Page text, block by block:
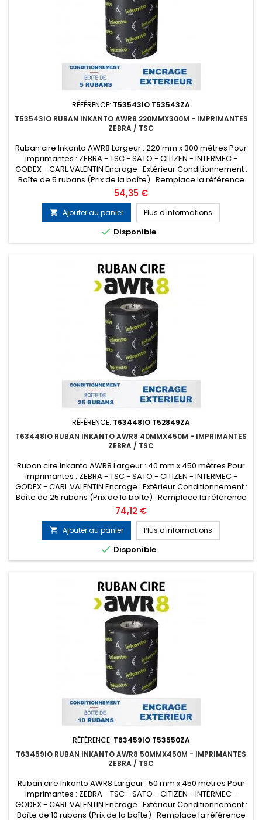
RÉFÉRENCE: T53543IO T53543ZA
T53543IO RUBAN INKANTO AWR8 220MMX300M - IMPRIMANTES
ZEBRA / TSC
Ruban cire Inkanto AWR8 Largeur : 220 mm x 300 mètres Pour
imprimantes : ZEBRA - TSC - SATO - CITIZEN - INTERMEC -
GODEX - CARL VALENTIN Encrage : Extérieur Conditionnement :
Boîte de 5 rubans (Prix de la boîte) Remplace la référence
ARMOR T53543ZA
Prix
54,35 €
 Ajouter au panier Plus d'informations
 Disponible
RÉFÉRENCE: T63448IO T52849ZA
T63448IO RUBAN INKANTO AWR8 40MMX450M - IMPRIMANTES
ZEBRA / TSC
Ruban cire Inkanto AWR8 Largeur : 40 mm x 450 mètres Pour
imprimantes : ZEBRA - TSC - SATO - CITIZEN - INTERMEC -
GODEX - CARL VALENTIN Encrage : Extérieur Conditionnement :
Boîte de 25 rubans (Prix de la boîte) Remplace la référence
ARMOR T52849ZA
Prix
74,12 €
 Ajouter au panier Plus d'informations
 Disponible
RÉFÉRENCE: T63459IO T53550ZA
T63459IO RUBAN INKANTO AWR8 50MMX450M - IMPRIMANTES
ZEBRA / TSC
Ruban cire Inkanto AWR8 Largeur : 50 mm x 450 mètres Pour
imprimantes : ZEBRA - TSC - SATO - CITIZEN - INTERMEC -
GODEX - CARL VALENTIN Encrage : Extérieur Conditionnement :
Boîte de 10 rubans (Prix de la boîte) Remplace la référence